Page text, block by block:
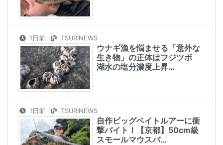
1日前 TSURINEWS
ウナギ漁を悩ませる「意外な
生き物」の正体はフジツボ
湖水の塩分濃度上昇…
1日前 TSURINEWS
自作ビッグベイトルアーに衝
撃バイト！【京都】50cm級
スモールマウスバ…